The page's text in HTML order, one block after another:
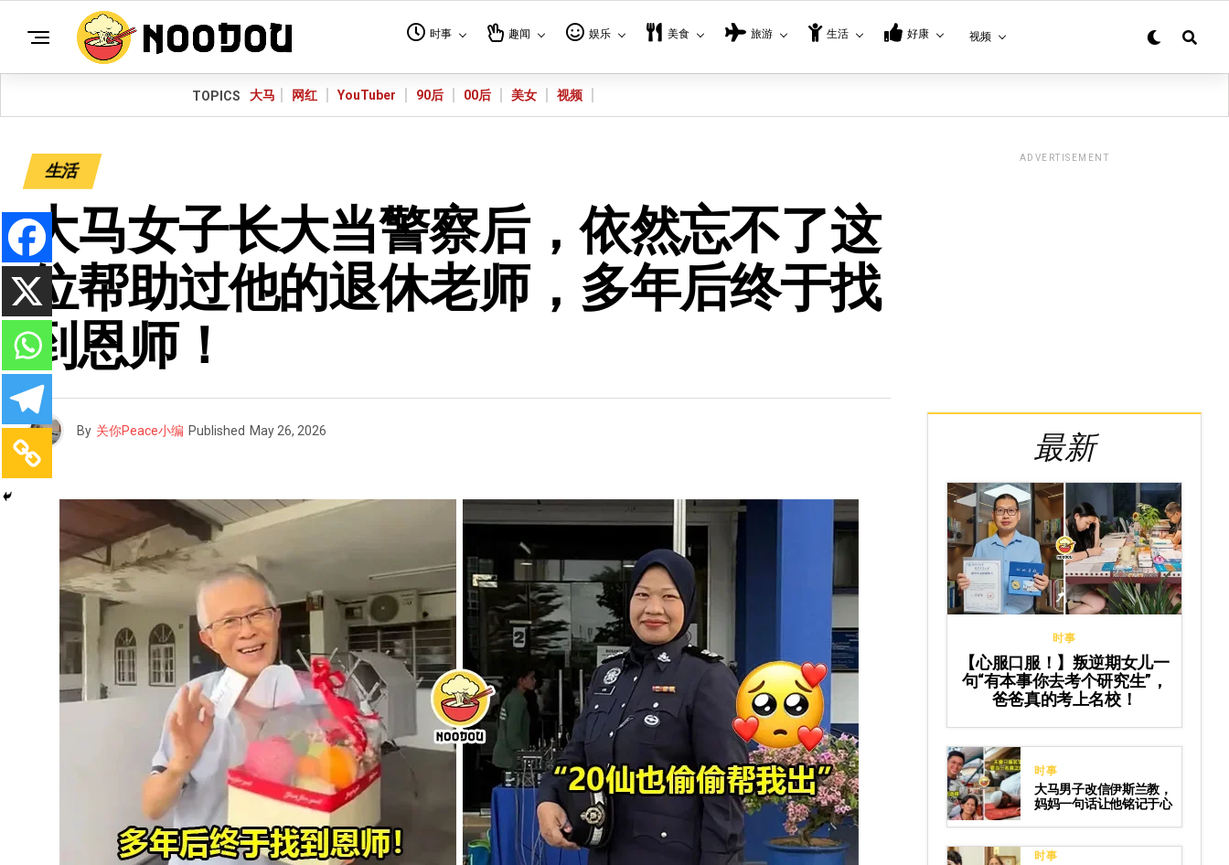
时事 趣闻 娱乐 美食 旅游 生活 好康 视频
TOPICS 大马 网红 YouTuber 90后 00后 美女 视频
生活
大马女子长大当警察后，依然忘不了这
位帮助过他的退休老师，多年后终于找
到恩师！
By 关你Peace小编 Published May 26, 2026
ADVERTISEMENT
最新
时事
【心服口服！】叛逆期女儿一
句“有本事你去考个研究生”，
爸爸真的考上名校！
时事
大马男子改信伊斯兰教，
妈妈一句话让他铭记于心
时事